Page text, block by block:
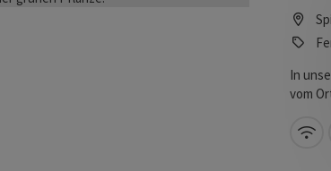
In
vom